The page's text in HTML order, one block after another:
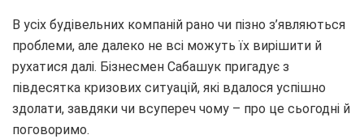
В усіх будівельних компаній рано чи пізно з’являються
проблеми, але далеко не всі можуть їх вирішити й
рухатися далі. Бізнесмен Сабашук пригадує з
півдесятка кризових ситуацій, які вдалося успішно
здолати, завдяки чи всупереч чому – про це сьогодні й
поговоримо.